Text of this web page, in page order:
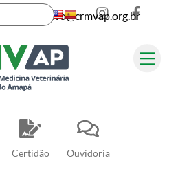
Certidão Ouvidoria
Instagram
administrativo@crmvap.org.br